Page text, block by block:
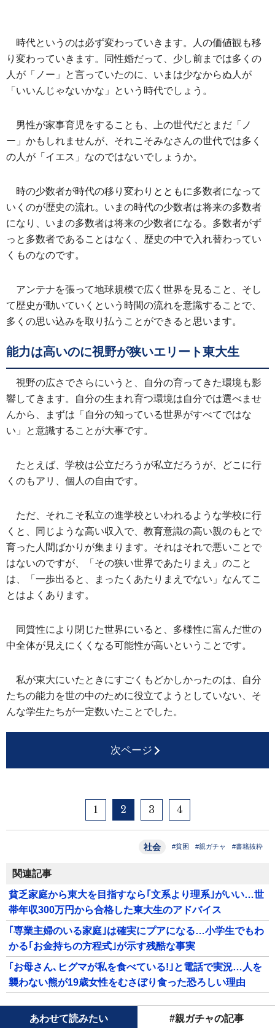
時代というのは必ず変わっていきます。人の価値観も移
り変わっていきます。同性婚だって、少し前までは多くの
人が「ノー」と言っていたのに、いまは少なからぬ人が
「いいんじゃないかな」という時代でしょう。
男性が家事育児をすることも、上の世代だとまだ「ノ
ー」かもしれませんが、それこそみなさんの世代では多く
の人が「イエス」なのではないでしょうか。
時の少数者が時代の移り変わりとともに多数者になって
いくのが歴史の流れ。いまの時代の少数者は将来の多数者
になり、いまの多数者は将来の少数者になる。多数者がず
っと多数者であることはなく、歴史の中で入れ替わってい
くものなのです。
アンテナを張って地球規模で広く世界を見ること、そし
て歴史が動いていくという時間の流れを意識することで、
多くの思い込みを取り払うことができると思います。
能力は高いのに視野が狭いエリート東大生
視野の広さでさらにいうと、自分の育ってきた環境も影
響してきます。自分の生まれ育つ環境は自分では選べませ
んから、まずは「自分の知っている世界がすべてではな
い」と意識することが大事です。
たとえば、学校は公立だろうが私立だろうが、どこに行
くのもアリ、個人の自由です。
ただ、それこそ私立の進学校といわれるような学校に行
くと、同じような高い収入で、教育意識の高い親のもとで
育った人間ばかりが集まります。それはそれで悪いことで
はないのですが、「その狭い世界であたりまえ」のこと
は、「一歩出ると、まったくあたりまえでない」なんてこ
とはよくあります。
同質性により閉じた世界にいると、多様性に富んだ世の
中全体が見えにくくなる可能性が高いということです。
私が東大にいたときにすごくもどかしかったのは、自分
たちの能力を世の中のために役立てようとしていない、そ
んな学生たちが一定数いたことでした。
次ページ
1 2 3 4
社会 #貧困 #親ガチャ #書籍抜粋
関連記事
貧乏家庭から東大を目指すなら｢文系より理系｣がいい…世
帯年収300万円から合格した東大生のアドバイス
｢専業主婦のいる家庭｣は確実にプアになる…小学生でもわ
かる｢お金持ちの方程式｣が示す残酷な事実
｢お母さん､ヒグマが私を食べている!｣と電話で実況…人を
襲わない熊が19歳女性をむさぼり食った恐ろしい理由
あわせて読みたい #親ガチャの記事